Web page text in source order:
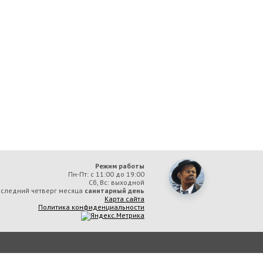
Режим работы
Пн-Пт: с 11:00 до 19:00
Сб, Вс: выходной
четверг месяца санитарный день
Карта сайта
Политика конфиденциальности